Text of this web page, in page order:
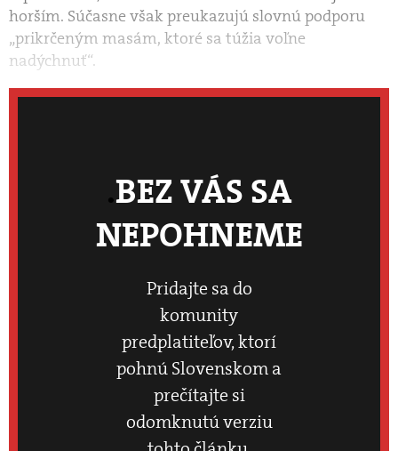
horším. Súčasne však preukazujú slovnú podporu
„prikrčeným masám, ktoré sa túžia voľne
nadýchnuť“.
BEZ VÁS SA
NEPOHNEME
Pridajte sa do
komunity
predplatiteľov, ktorí
pohnú Slovenskom a
prečítajte si
odomknutú verziu